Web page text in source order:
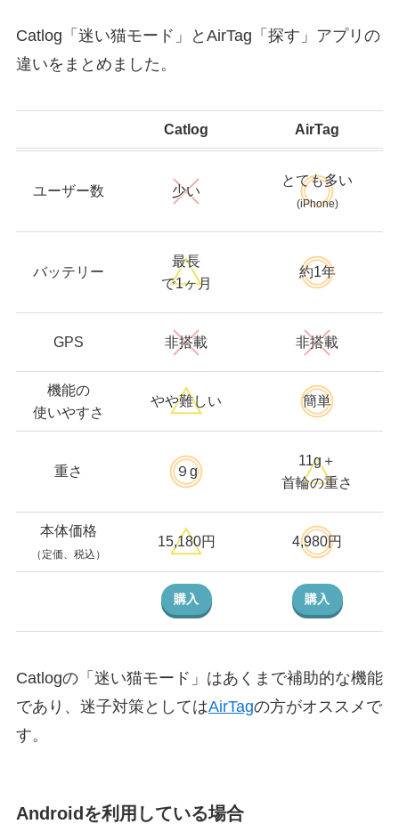
Catlog「迷い猫モード」とAirTag「探す」アプリの
違いをまとめました。
Catlog AirTag
ユーザー数 少い
とても多い
(iPhone)
バッテリー
最長
で1ヶ月
約1年
GPS 非搭載 非搭載
機能の
使いやすさ
やや難しい 簡単
重さ ９g
11g＋
首輪の重さ
本体価格
（定価、税込）
15,180円 4,980円
購入 購入
Catlogの「迷い猫モード」はあくまで補助的な機能
であり、迷子対策としてはAirTagの方がオススメで
す。
Androidを利用している場合